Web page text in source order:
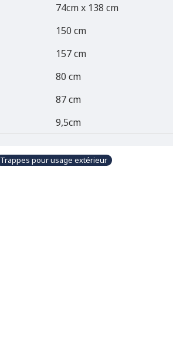
74cm x 138 cm
150 cm
157 cm
80 cm
87 cm
9,5cm
Trappes pour usage extérieur